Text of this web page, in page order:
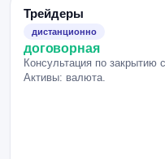
Трейдеры
дистанционно
договорная
Консультация по закрытию
Активы: валюта.